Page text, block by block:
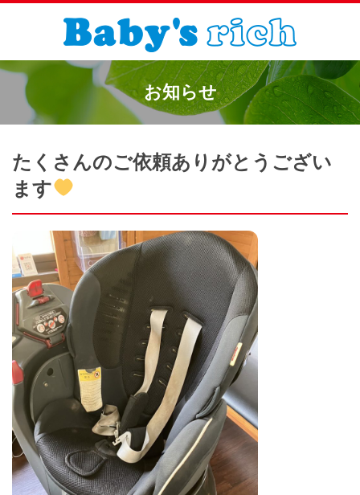
お知らせ
たくさんのご依頼ありがとうござい
ます